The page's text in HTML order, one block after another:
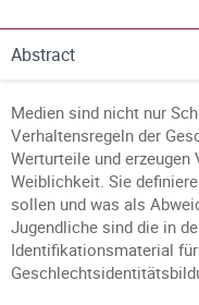
Abstract
Medien sind nicht nur
Verhaltensregeln der
Werturteile und
Weiblichkeit. Sie
sollen und was als
Jugendliche sind die in
Identifikationsmaterial